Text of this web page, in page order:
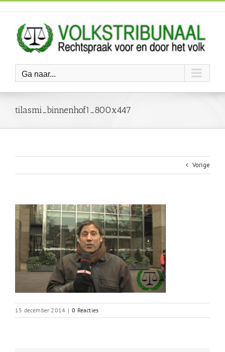
Ga
naar
Ga naar...
tilasmi_binnenhof1_800x447
Vorige
15 december 2014 | 0 Reacties